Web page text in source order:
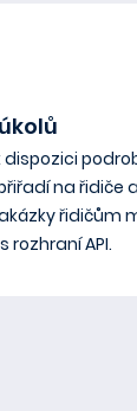
dispozici
na řidiče
řidičům
rozhraní API.